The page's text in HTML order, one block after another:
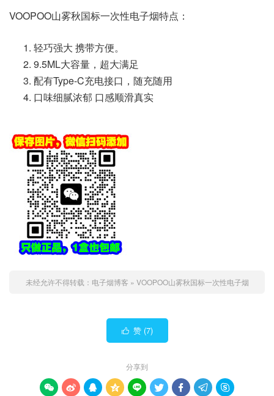
VOOPOO山雾秋国标一次性电子烟特点：
轻巧强大 携带方便。
9.5ML大容量，超大满足
配有Type-C充电接口，随充随用
口味细腻浓郁 口感顺滑真实
未经允许不得转载： 电子烟博客 » VOOPOO山雾秋国标一次性电子烟
 赞 (7)
分享到
        